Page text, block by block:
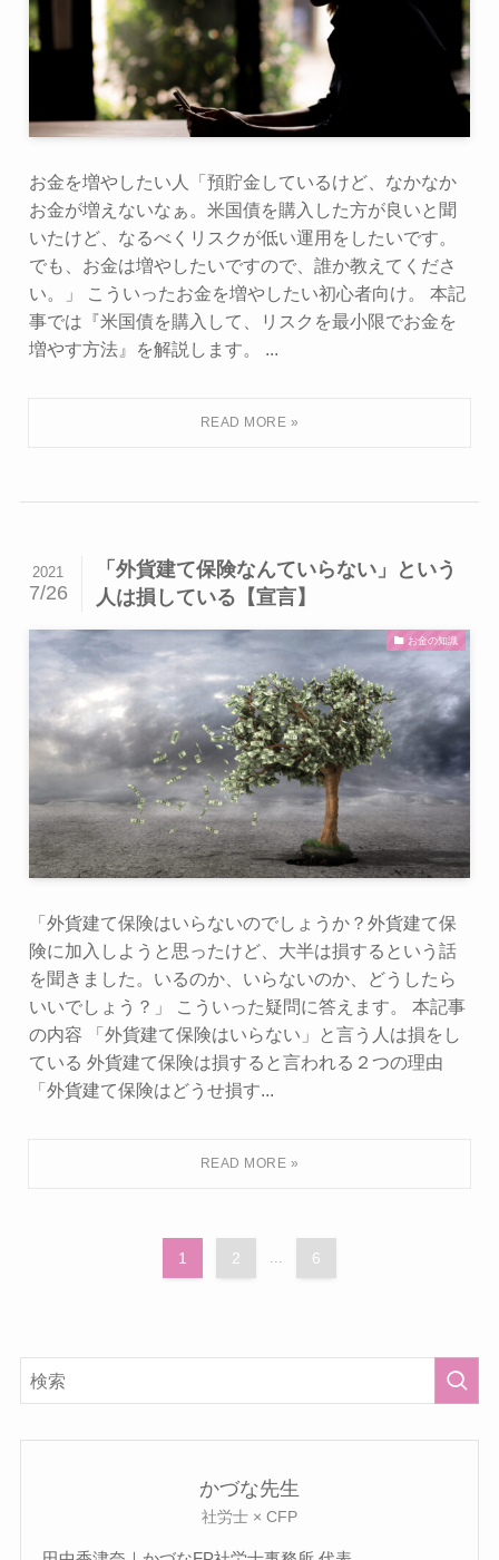
お金を増やしたい人「預貯金しているけど、なかなか
お金が増えないなぁ。米国債を購入した方が良いと聞
いたけど、なるべくリスクが低い運用をしたいです。
でも、お金は増やしたいですので、誰か教えてくださ
い。」 こういったお金を増やしたい初心者向け。 本記
事では『米国債を購入して、リスクを最小限でお金を
増やす方法』を解説します。 ...
「外貨建て保険なんていらない」という
人は損している【宣言】
2021
7/26
お金の知識
「外貨建て保険はいらないのでしょうか？外貨建て保
険に加入しようと思ったけど、大半は損するという話
を聞きました。いるのか、いらないのか、どうしたら
いいでしょう？」 こういった疑問に答えます。 本記事
の内容 「外貨建て保険はいらない」と言う人は損をし
ている 外貨建て保険は損すると言われる２つの理由
「外貨建て保険はどうせ損す...
1 2 ... 6
かづな先生
社労士 × CFP